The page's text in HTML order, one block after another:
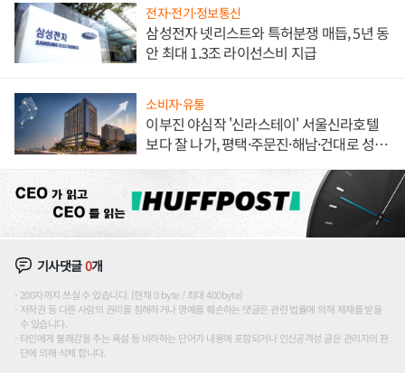
전자·전기·정보통신
삼성전자 넷리스트와 특허분쟁 매듭, 5년 동
안 최대 1.3조 라이선스비 지급
소비자·유통
이부진 야심작 '신라스테이' 서울신라호텔
보다 잘 나가, 평택·주문진·해남·건대로 성
기사댓글0개
200자까지 쓰실 수 있습니다. (현재 0 byte / 최대 400byte)
저작권 등 다른 사람의 권리를 침해하거나 명예를 훼손하는 댓글은 관련 법률에 의해 제재를 받을
수 있습니다.
타인에게 불쾌감을 주는 욕설 등 비하하는 단어가 내용에 포함되거나 인신공격성 글은 관리자의 판
단에 의해 삭제 합니다.